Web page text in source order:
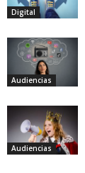
Digital
Audiencias
Audiencias